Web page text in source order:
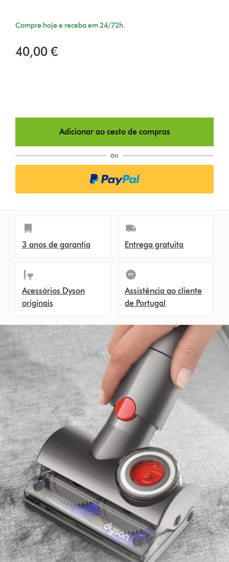
Compre hoje e receba em 24/72h.
40,00 €
Adicionar ao cesto de compras
ou
3 anos de garantia Entrega gratuita
Acessórios Dyson
originais
Assistência ao cliente
de Portugal